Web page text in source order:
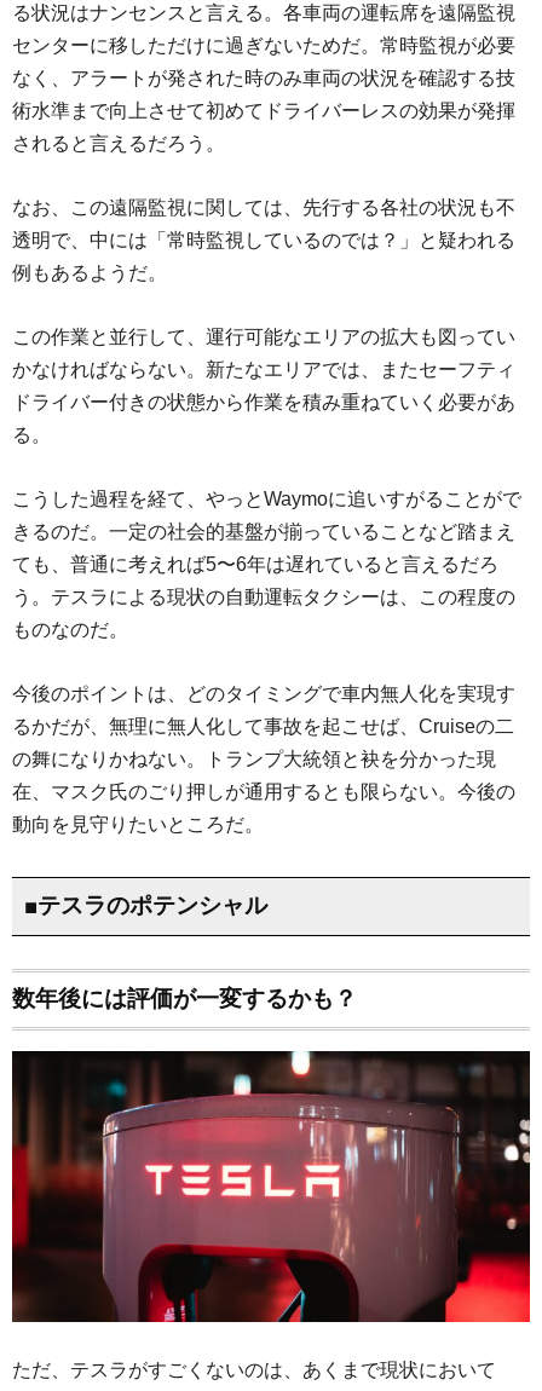
る状況はナンセンスと言える。各車両の運転席を遠隔監視
センターに移しただけに過ぎないためだ。常時監視が必要
なく、アラートが発された時のみ車両の状況を確認する技
術水準まで向上させて初めてドライバーレスの効果が発揮
されると言えるだろう。
なお、この遠隔監視に関しては、先行する各社の状況も不
透明で、中には「常時監視しているのでは？」と疑われる
例もあるようだ。
この作業と並行して、運行可能なエリアの拡大も図ってい
かなければならない。新たなエリアでは、またセーフティ
ドライバー付きの状態から作業を積み重ねていく必要があ
る。
こうした過程を経て、やっとWaymoに追いすがることがで
きるのだ。一定の社会的基盤が揃っていることなど踏まえ
ても、普通に考えれば5〜6年は遅れていると言えるだろ
う。テスラによる現状の自動運転タクシーは、この程度の
ものなのだ。
今後のポイントは、どのタイミングで車内無人化を実現す
るかだが、無理に無人化して事故を起こせば、Cruiseの二
の舞になりかねない。トランプ大統領と袂を分かった現
在、マスク氏のごり押しが通用するとも限らない。今後の
動向を見守りたいところだ。
■テスラのポテンシャル
数年後には評価が一変するかも？
ただ、テスラがすごくないのは、あくまで現状において